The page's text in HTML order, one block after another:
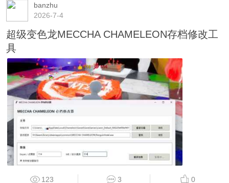
banzhu
2026-7-4
超级变色龙MECCHA CHAMELEON存档修改工
具
123 3 0